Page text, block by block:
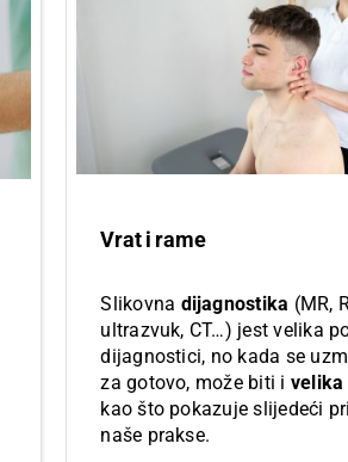
Vrat i rame
Slikovna dijagnostika (MR,
ultrazvuk, CT…) jest velika
dijagnostici, no kada se
za gotovo, može biti i velika
kao što pokazuje slijedeći
naše prakse.